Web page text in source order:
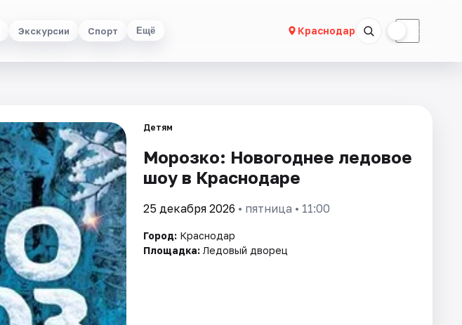
Экскурсии Спорт Ещё Краснодар ☾
Детям
Морозко: Новогоднее ледовое
шоу в Краснодаре
25 декабря 2026 • пятница • 11:00
Город: Краснодар
Площадка: Ледовый дворец